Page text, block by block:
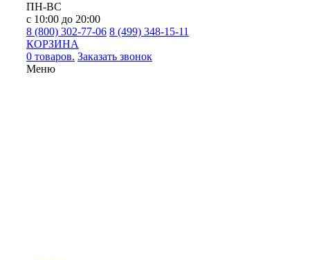
ПН-ВС
с 10:00 до 20:00
8 (800) 302-77-06 8 (499) 348-15-11
КОРЗИНА
0 товаров. Заказать звонок
Меню